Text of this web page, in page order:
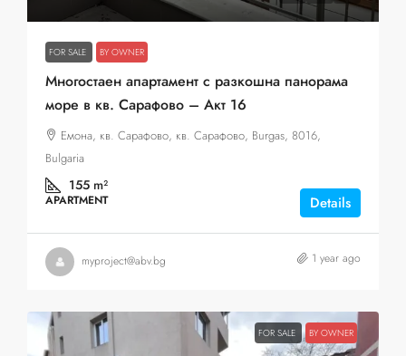
FOR SALE BY OWNER
Многостаен апартамент с разкошна панорама
море в кв. Сарафово – Акт 16
Емона, кв. Сарафово, кв. Сарафово, Burgas, 8016,
Bulgaria
155 m²
APARTMENT Details
myproject@abv.bg 1 year ago
FOR SALE BY OWNER